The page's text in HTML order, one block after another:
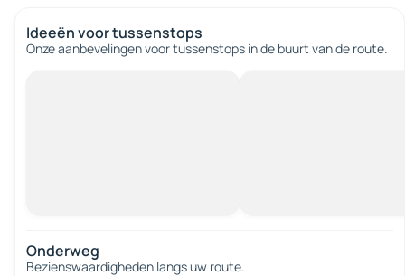
Ideeën voor tussenstops
Onze aanbevelingen voor tussenstops in de buurt van de route.
Onderweg
Bezienswaardigheden langs uw route.